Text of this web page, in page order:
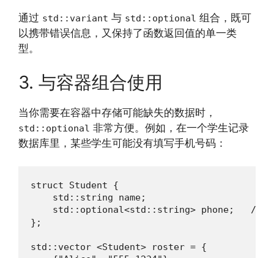
通过 std::variant 与 std::optional 组合，既可
以携带错误信息，又保持了函数返回值的单一类
型。
3. 与容器组合使用
当你需要在容器中存储可能缺失的数据时，
std::optional 非常方便。例如，在一个学生记录
数据库里，某些学生可能没有填写手机号码：
struct Student {
    std::string name;
std::optional<std::string> phone;   //
};
std::vector <Student> roster = {